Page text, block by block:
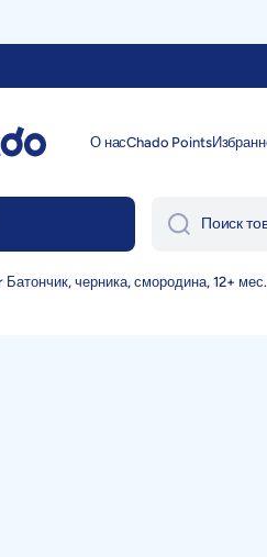
О насChado Points
Поиск
Батончик, черника, смородина, 12+